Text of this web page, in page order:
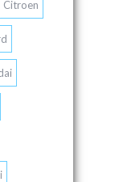
Citroen